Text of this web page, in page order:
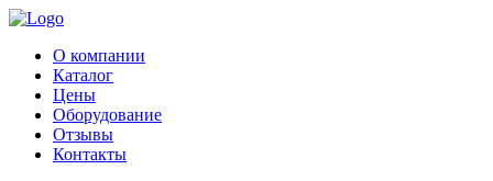
О компании
Каталог
Цены
Оборудование
Отзывы
Контакты